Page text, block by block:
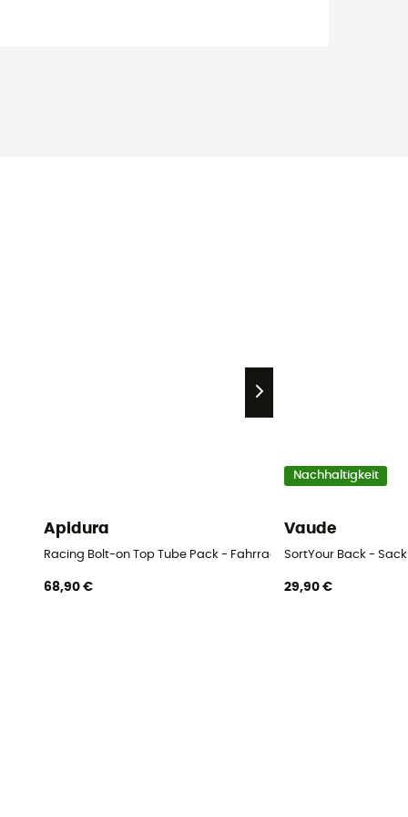
Apidura
Racing Bolt-on Top Tube Pack - Fahrrad-Rahmentasche
68,90 €
Nachhaltigkeit
Vaude
SortYour Back - Sack
29,90 €